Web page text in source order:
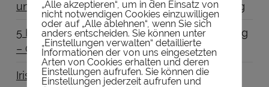
und Mexiko gemeinsam haben – Gastbeitrag
5 Hilfsmittel für dein nächstes Whisky-Tasting
– Gastbeitrag
Irish Coffee
„Alle akzeptieren“, um in den Einsatz von
nicht notwendigen Cookies einzuwilligen
oder auf „Alle ablehnen“, wenn Sie sich
anders entscheiden. Sie können unter
„Einstellungen verwalten“ detaillierte
Informationen der von uns eingesetzten
Arten von Cookies erhalten und deren
Einstellungen aufrufen. Sie können die
Einstellungen jederzeit aufrufen und